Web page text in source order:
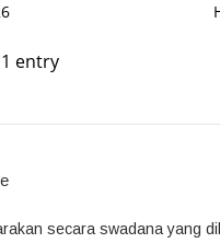
entry
secara swadana yang